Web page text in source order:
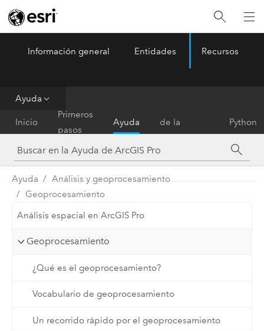
ArcGIS Pro Menu
Información general Entidades Recursos
Ayuda
Inicio
Primeros
pasos
Ayuda
de la
herramienta
Python
Ayuda
Análisis y geoprocesamiento
Geoprocesamiento
Análisis espacial en ArcGIS Pro
Geoprocesamiento
¿Qué es el geoprocesamiento?
Vocabulario de geoprocesamiento
Un recorrido rápido por el geoprocesamiento